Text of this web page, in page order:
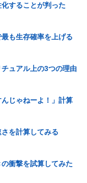
することが判った
も生存確率を上げる
ュアル上の3つの理由
んじゃねーよ！」計算
を計算してみる
衝撃を試算してみた